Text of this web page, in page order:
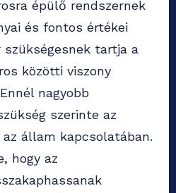
épülő rendszernek
és fontos értékei
szükségesnek tartja a
közötti viszony
nagyobb
szerinte az
állam kapcsolatában.
hogy az